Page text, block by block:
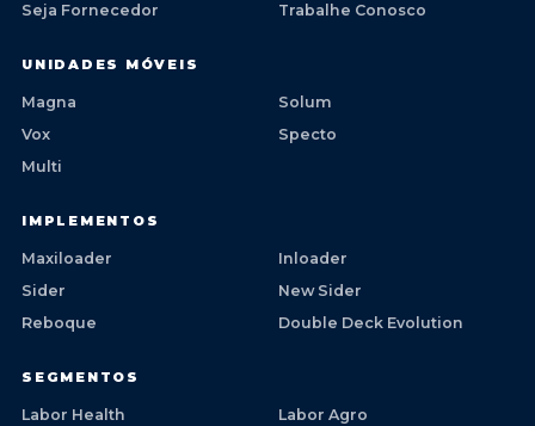
Seja Fornecedor
Trabalhe Conosco
UNIDADES MÓVEIS
Magna
Solum
Vox
Specto
Multi
IMPLEMENTOS
Maxiloader
Inloader
Sider
New Sider
Reboque
Double Deck Evolution
SEGMENTOS
Labor Health
Labor Agro